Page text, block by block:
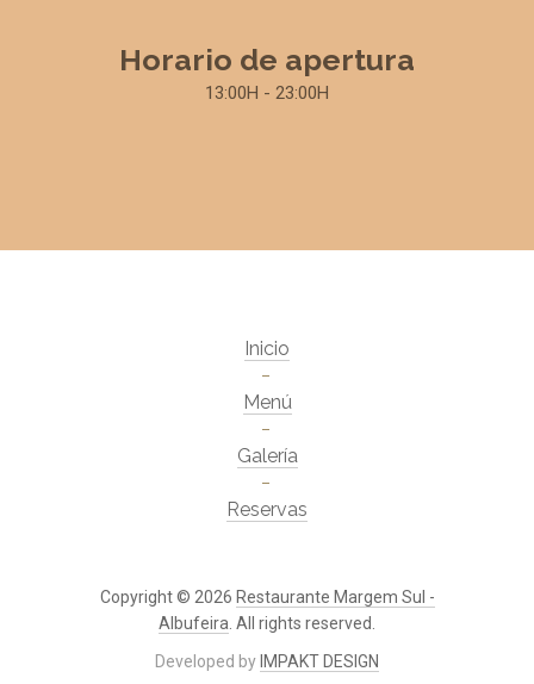
Horario de apertura
13:00H - 23:00H
Inicio
Menú
Galería
Reservas
Copyright © 2026 Restaurante Margem Sul -
Albufeira . All rights reserved.
Developed by IMPAKT DESIGN